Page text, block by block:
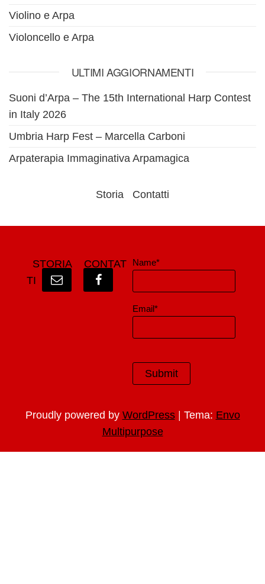
Violino e Arpa
Violoncello e Arpa
ULTIMI AGGIORNAMENTI
Suoni d’Arpa – The 15th International Harp Contest
in Italy 2026
Umbria Harp Fest – Marcella Carboni
Arpaterapia Immaginativa Arpamagica
Storia Contatti
STORIA
CONTAT
TI
Name*
Email*
Proudly powered by WordPress | Tema: Envo
Multipurpose